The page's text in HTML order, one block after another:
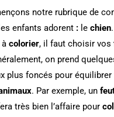
notre rubrique de
enfants adorent : le chien
colorier, il faut choisir vos
on prend
plus foncés pour équilibrer
. Par exemple, un
très bien l’affaire pour